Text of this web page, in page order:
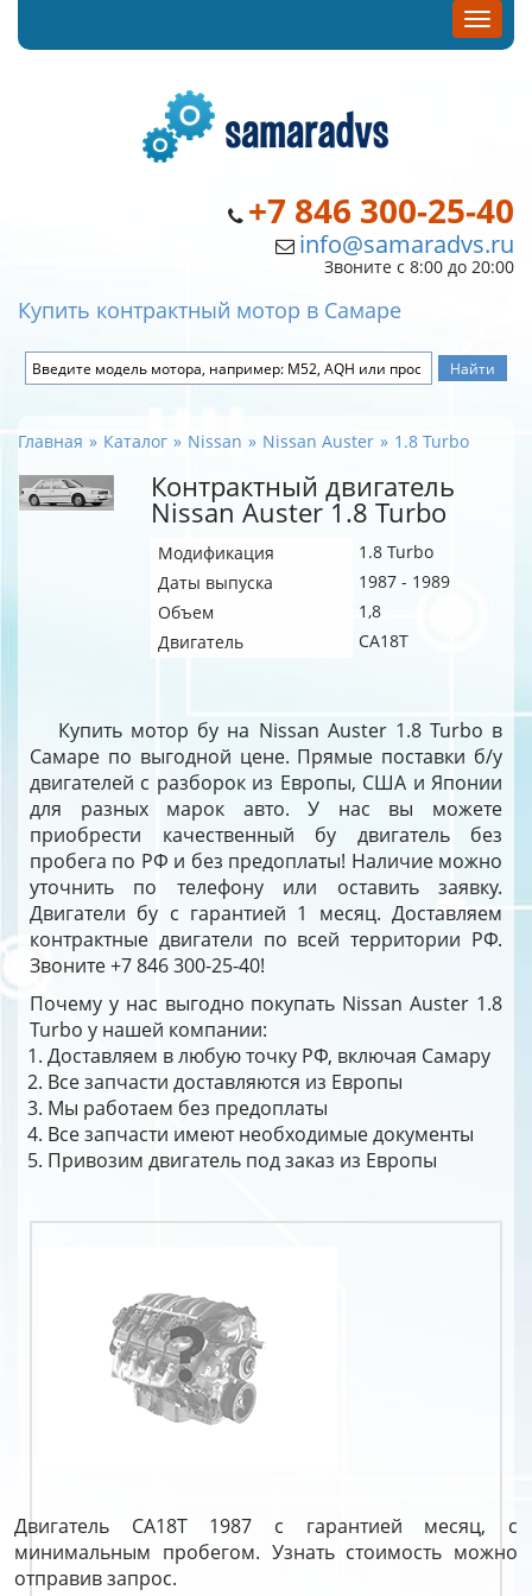
+7 846 300-25-40
info@samaradvs.ru
Звоните с 8:00 до 20:00
Купить контрактный мотор в Самаре
Главная Каталог Nissan Nissan Auster 1.8 Turbo
Контрактный двигатель
Nissan Auster 1.8 Turbo
Модификация
1.8 Turbo
Даты выпуска
1987 - 1989
Объем
1,8
Двигатель
CA18T
Купить мотор бу на Nissan Auster 1.8 Turbo в
Самаре по выгодной цене. Прямые поставки б/у
двигателей с разборок из Европы, США и Японии
для разных марок авто. У нас вы можете
приобрести качественный бу двигатель без
пробега по РФ и без предоплаты! Наличие можно
уточнить по телефону или оставить заявку.
Двигатели бу с гарантией 1 месяц. Доставляем
контрактные двигатели по всей территории РФ.
Звоните +7 846 300-25-40!
Почему у нас выгодно покупать Nissan Auster 1.8
Turbo у нашей компании:
Доставляем в любую точку РФ, включая Самару
Все запчасти доставляются из Европы
Мы работаем без предоплаты
Все запчасти имеют необходимые документы
Привозим двигатель под заказ из Европы
Двигатель CA18T 1987 с гарантией месяц, с
минимальным пробегом. Узнать стоимость можно
отправив запрос.